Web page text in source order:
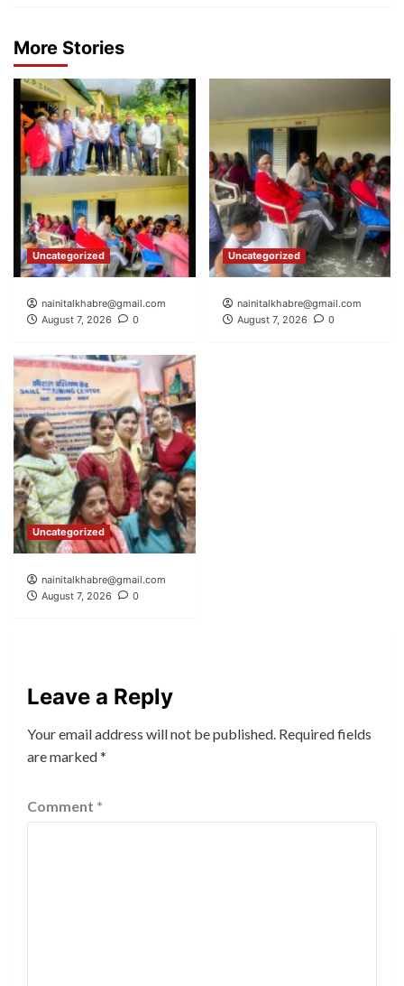
More Stories
Uncategorized
nainitalkhabre@gmail.com
August 7, 2026
0
Uncategorized
nainitalkhabre@gmail.com
August 7, 2026
0
Uncategorized
nainitalkhabre@gmail.com
August 7, 2026
0
Leave a Reply
Your email address will not be published. Required fields
are marked*
Comment *